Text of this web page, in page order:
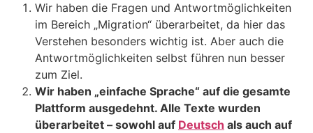
Wir haben die Fragen und Antwortmöglichkeiten
im Bereich „Migration“ überarbeitet, da hier das
Verstehen besonders wichtig ist. Aber auch die
Antwortmöglichkeiten selbst führen nun besser
zum Ziel.
Wir haben „einfache Sprache“ auf die gesamte
Plattform ausgedehnt. Alle Texte wurden
überarbeitet – sowohl auf Deutsch als auch auf